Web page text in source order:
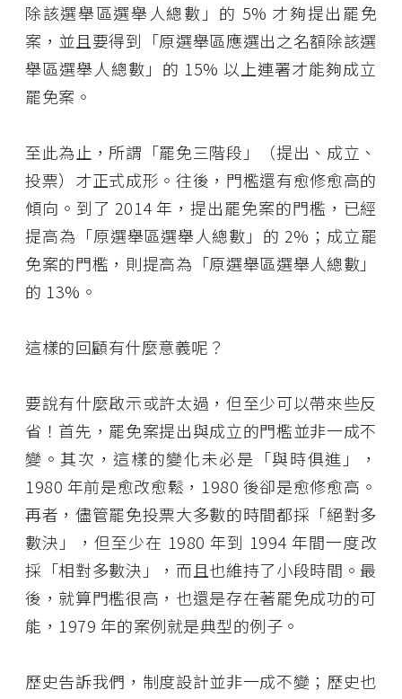
除該選舉區選舉人總數」的 5% 才夠提出罷免
案，並且要得到「原選舉區應選出之名額除該選
舉區選舉人總數」的 15% 以上連署才能夠成立
罷免案。
至此為止，所謂「罷免三階段」（提出、成立、
投票）才正式成形。往後，門檻還有愈修愈高的
傾向。到了 2014 年，提出罷免案的門檻，已經
提高為「原選舉區選舉人總數」的 2%；成立罷
免案的門檻，則提高為「原選舉區選舉人總數」
的 13%。
這樣的回顧有什麼意義呢？
要說有什麼啟示或許太過，但至少可以帶來些反
省！首先，罷免案提出與成立的門檻並非一成不
變。其次，這樣的變化未必是「與時俱進」，
1980 年前是愈改愈鬆，1980 後卻是愈修愈高。
再者，儘管罷免投票大多數的時間都採「絕對多
數決」，但至少在 1980 年到 1994 年間一度改
採「相對多數決」，而且也維持了小段時間。最
後，就算門檻很高，也還是存在著罷免成功的可
能，1979 年的案例就是典型的例子。
歷史告訴我們，制度設計並非一成不變；歷史也